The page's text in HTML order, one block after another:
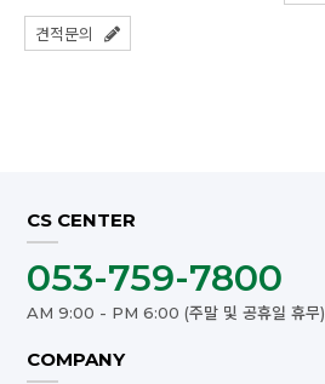
견적문의
CS CENTER
053-759-7800
AM 9:00 - PM 6:00 (주말 및 공휴일 휴무)
COMPANY